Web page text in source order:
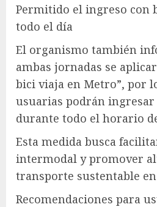
Permitido el ingreso con
todo el día
El organismo también
ambas jornadas se
bici viaja en Metro”, por
usuarias podrán ingresar
durante todo el horario
Esta medida busca
intermodal y promover
transporte sustentable
Recomendaciones para